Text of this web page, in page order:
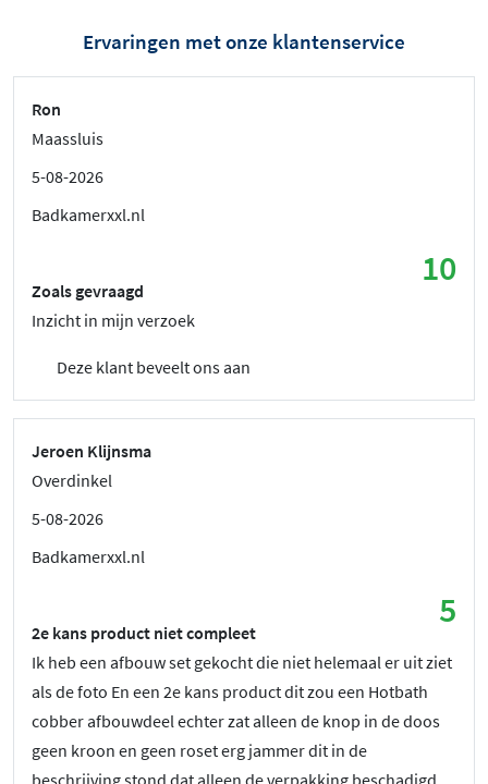
Ervaringen met onze klantenservice
Ron
Maassluis
5-08-2026
Badkamerxxl.nl
10
Zoals gevraagd
Inzicht in mijn verzoek
Deze klant beveelt ons aan
Jeroen Klijnsma
Overdinkel
5-08-2026
Badkamerxxl.nl
5
2e kans product niet compleet
Ik heb een afbouw set gekocht die niet helemaal er uit ziet
als de foto En een 2e kans product dit zou een Hotbath
cobber afbouwdeel echter zat alleen de knop in de doos
geen kroon en geen roset erg jammer dit in de
beschrijving stond dat alleen de verpakking beschadigd